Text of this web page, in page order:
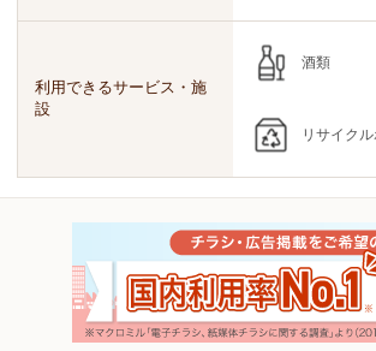
利用できるサービス・施
設
酒類
リサイク